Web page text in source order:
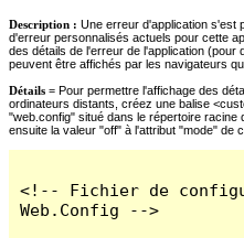
Description : Une erreur d'application s'est
d'erreur personnalisés actuels pour cette
des détails de l'erreur de l'application
peuvent être affichés par les navigateurs
Détails = Pour permettre l'affichage des
ordinateurs distants, créez une balise
"web.config" situé dans le répertoire racine
ensuite la valeur "off" à l'attribut "mode" de
<!-- Fichier de
Web.Config -->